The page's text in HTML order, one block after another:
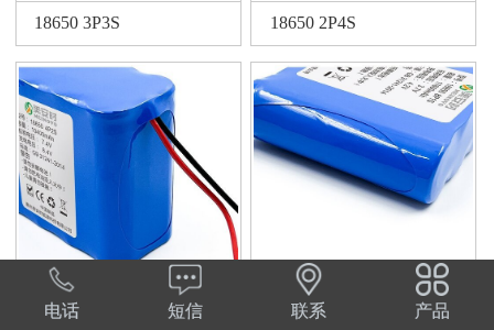
18650 3P3S 18650 2P4S
18650 4P2S 18650 8P1S
电话 短信 联系 产品